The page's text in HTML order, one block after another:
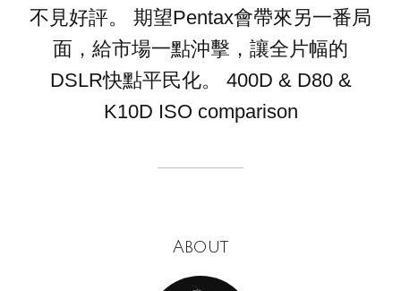
不見好評。 期望Pentax會帶來另一番局
面，給市場一點沖擊，讓全片幅的
DSLR快點平民化。 400D & D80 &
K10D ISO comparison
About